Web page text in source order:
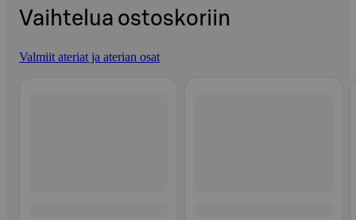
Vaihtelua ostoskoriin
Valmiit ateriat ja aterian osat